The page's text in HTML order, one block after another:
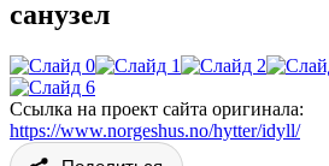
санузел
Ссылка на проект сайта оригинала:
https://www.norgeshus.no/hytter/idyll/